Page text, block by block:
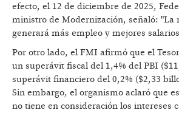
efecto, el 12 de diciembre de 2025,
ministro de Modernización, señaló: "La
generará más empleo y mejores
Por otro lado, el FMI afirmó que el
un superávit fiscal del 1,4% del PBI
superávit financiero del 0,2% ($2,33
Sin embargo, el organismo aclaró que
no tiene en consideración los intereses